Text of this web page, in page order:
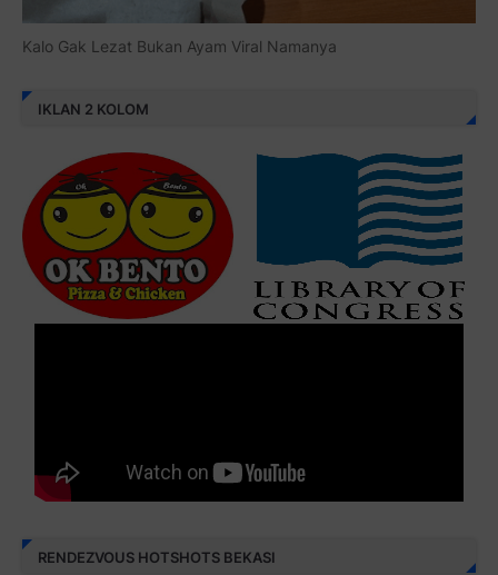
Kalo Gak Lezat Bukan Ayam Viral Namanya
IKLAN 2 KOLOM
RENDEZVOUS HOTSHOTS BEKASI